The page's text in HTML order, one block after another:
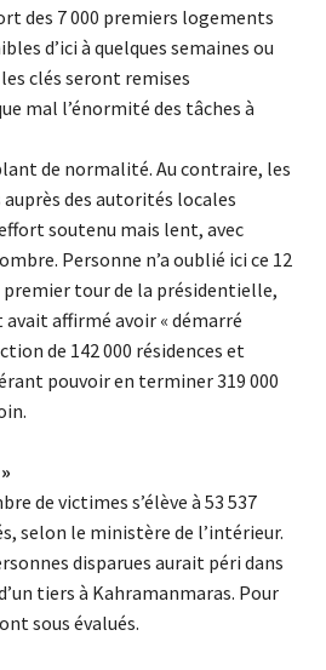
des 7 000 premiers logements
d’ici à quelques semaines ou
clés seront remises
mal l’énormité des tâches à
de normalité. Au contraire, les
des autorités locales
soutenu mais lent, avec
Personne n’a oublié ici ce 12
premier tour de la présidentielle,
avait affirmé avoir « démarré
de 142 000 résidences et
pouvoir en terminer 319 000
de victimes s’élève à 53 537
selon le ministère de l’intérieur.
disparues aurait péri dans
tiers à Kahramanmaras. Pour
sous évalués.